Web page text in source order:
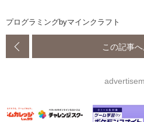
プログラミングbyマインクラフト
この記事へ